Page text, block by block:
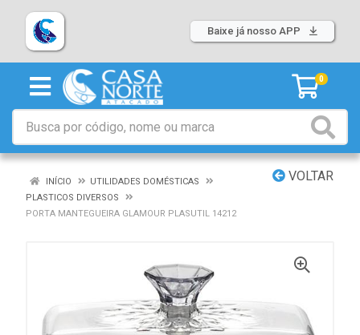
Baixe já nosso APP
0
VOLTAR
INÍCIO
UTILIDADES DOMÉSTICAS
PLASTICOS DIVERSOS
PORTA MANTEGUEIRA GLAMOUR PLASUTIL 14212